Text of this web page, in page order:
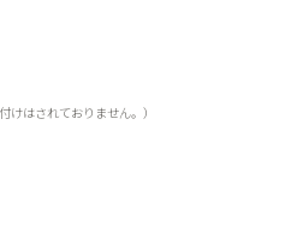
けはされておりません。）